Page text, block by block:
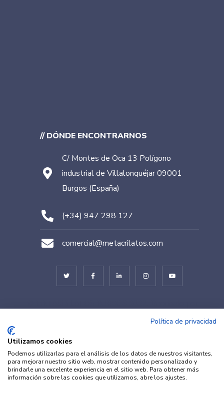
// DÓNDE ENCONTRARNOS
C/ Montes de Oca 13 Polígono
industrial de Villalonquéjar 09001
Burgos (España)
(+34) 947 298 127
comercial@metacrilatos.com
Política de privacidad
Utilizamos cookies
Podemos utilizarlas para el análisis de los datos de nuestros visitantes,
para mejorar nuestro sitio web, mostrar contenido personalizado y
brindarle una excelente experiencia en el sitio web. Para obtener más
información sobre las cookies que utilizamos, abre los ajustes.